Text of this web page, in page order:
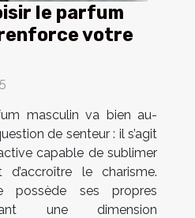
le parfum
votre
masculin va bien au-
de senteur : il s’agit
capable de sublimer
le charisme.
possède ses propres
une dimension